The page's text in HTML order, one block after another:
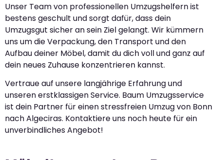
Unser Team von professionellen Umzugshelfern ist
bestens geschult und sorgt dafür, dass dein
Umzugsgut sicher an sein Ziel gelangt. Wir kümmern
uns um die Verpackung, den Transport und den
Aufbau deiner Möbel, damit du dich voll und ganz auf
dein neues Zuhause konzentrieren kannst.
Vertraue auf unsere langjährige Erfahrung und
unseren erstklassigen Service. Baum Umzugsservice
ist dein Partner für einen stressfreien Umzug von Bonn
nach Algeciras. Kontaktiere uns noch heute für ein
unverbindliches Angebot!